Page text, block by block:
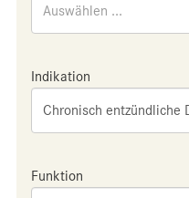
Auswählen ...
Indikation
Chronisch entzündliche
Funktion